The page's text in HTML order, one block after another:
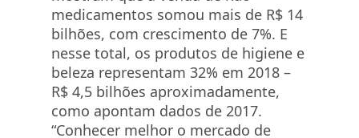
medicamentos somou mais de R$ 14
bilhões, com crescimento de 7%. E
nesse total, os produtos de higiene e
beleza representam 32% em 2018 –
R$ 4,5 bilhões aproximadamente,
como apontam dados de 2017.
“Conhecer melhor o mercado de